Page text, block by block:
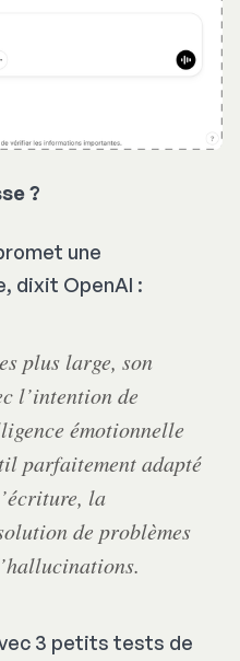
?
une
dixit OpenAI :
plus large, son
l’intention de
émotionnelle
parfaitement adapté
la
de problèmes
3 petits tests de